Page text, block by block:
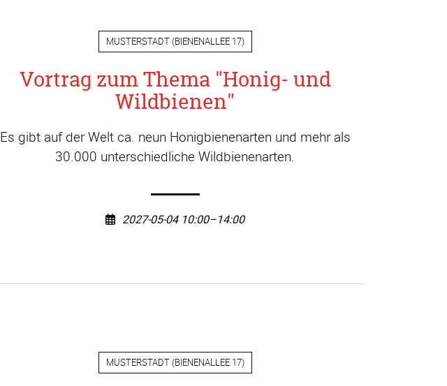
MUSTERSTADT(BIENENALLEE 17)
Vortrag zum Thema "Honig- und
Wildbienen"
Es gibt auf der Welt ca. neun Honigbienenarten und mehr als
30.000 unterschiedliche Wildbienenarten.
2027-05-04 10:00–14:00
MUSTERSTADT(BIENENALLEE 17)